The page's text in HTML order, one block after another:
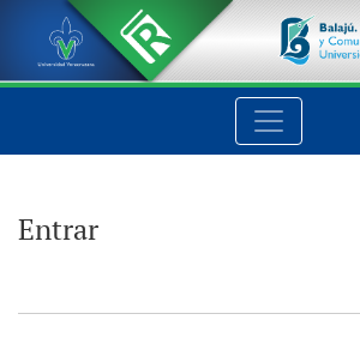
Entrar
Entrar